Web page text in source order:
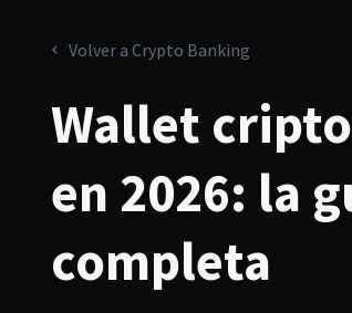
Volver a Crypto Banking
Wallet
en 2026: la
completa